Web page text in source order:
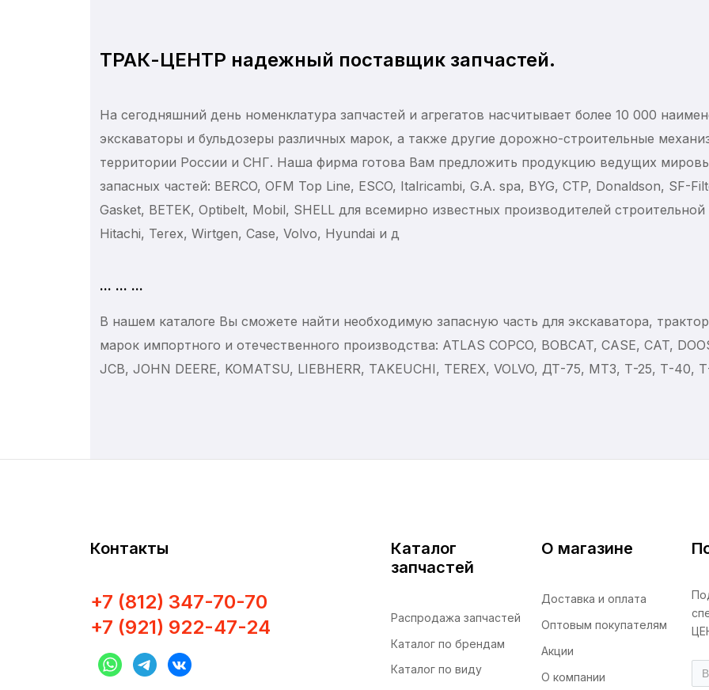
ТРАК-ЦЕНТР надежный поставщик запчастей.
На сегодняшний день номенклатура запчастей и агрегатов насчитывает более 10 000
экскаваторы и бульдозеры различных марок, а также другие дорожно-строительные
территории России и СНГ. Наша фирма готова Вам предложить продукцию ведущих
запасных частей: BERCO, OFM Top Line, ESCO, Italricambi, G.A. spa, BYG, CTP, Donaldson, SF-
Gasket, BETEK, Optibelt, Mobil, SHELL для всемирно известных производителей
Hitachi, Terex, Wirtgen, Case, Volvo, Hyundai и д
... ... ...
В нашем каталоге Вы сможете найти необходимую запасную часть для экскаватора,
марок импортного и отечественного производства: ATLAS COPCO, BOBCAT, CASE, CAT,
JCB, JOHN DEERE, KOMATSU, LIEBHERR, TAKEUCHI, TEREX, VOLVO, ДТ-75, МТЗ, Т-25, Т-
Контакты
+7 (812) 347-70-70
+7 (921) 922-47-24
Каталог
запчастей
Распродажа запчастей
Каталог по брендам
Каталог по виду
О магазине
Доставка и оплата
Оптовым покупателям
Акции
О компании